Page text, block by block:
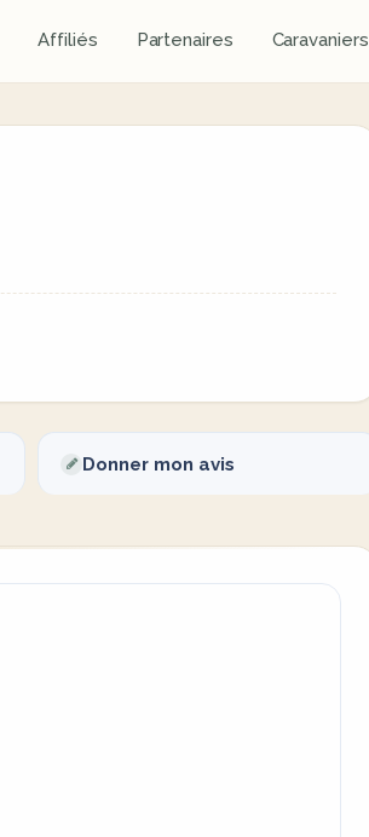
Affiliés Partenaires Caravaniers
Donner mon avis